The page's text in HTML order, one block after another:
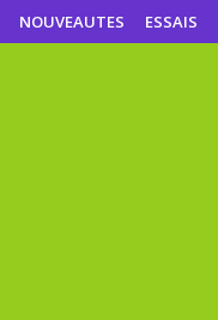
NOUVEAUTES ESSAIS